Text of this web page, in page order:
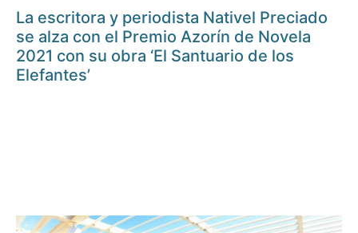
La escritora y periodista Nativel Preciado
se alza con el Premio Azorín de Novela
2021 con su obra ‘El Santuario de los
Elefantes’